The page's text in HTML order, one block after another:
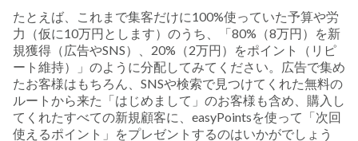
たとえば、これまで集客だけに100%使っていた予算や労
力（仮に10万円とします）のうち、「80%（8万円）を新
規獲得（広告やSNS）、20%（2万円）をポイント（リピ
ート維持）」のように分配してみてください。広告で集め
たお客様はもちろん、SNSや検索で見つけてくれた無料の
ルートから来た「はじめまして」のお客様も含め、購入し
てくれたすべての新規顧客に、easyPointsを使って「次回
使えるポイント」をプレゼントするのはいかがでしょう